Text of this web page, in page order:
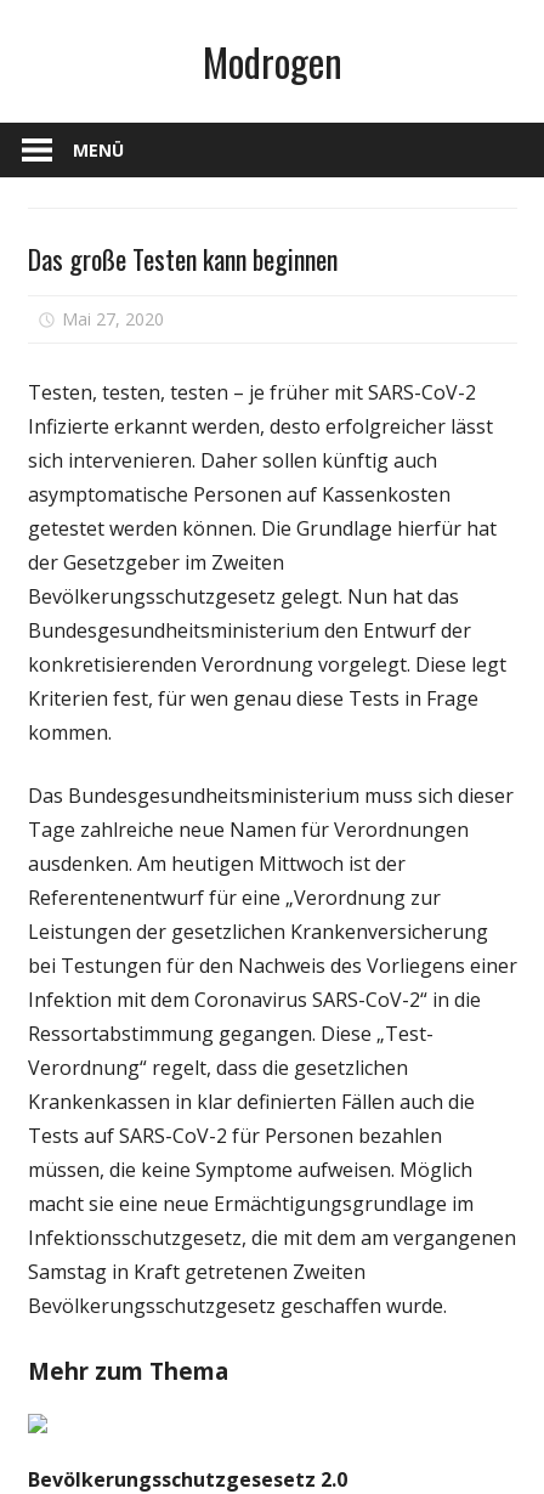
Modrogen
MENÜ
Das große Testen kann beginnen
Mai 27, 2020
Testen
kann
beginnen
Testen, testen, testen – je früher mit SARS-CoV-2
Infizierte erkannt werden, desto erfolgreicher lässt
sich intervenieren. Daher sollen künftig auch
asymptomatische Personen auf Kassenkosten
getestet werden können. Die Grundlage hierfür hat
der Gesetzgeber im Zweiten
Bevölkerungsschutzgesetz gelegt. Nun hat das
Bundesgesundheitsministerium den Entwurf der
konkretisierenden Verordnung vorgelegt. Diese legt
Kriterien fest, für wen genau diese Tests in Frage
kommen.
Das Bundesgesundheitsministerium muss sich dieser
Tage zahlreiche neue Namen für Verordnungen
ausdenken. Am heutigen Mittwoch ist der
Referentenentwurf für eine „Verordnung zur
Leistungen der gesetzlichen Krankenversicherung
bei Testungen für den Nachweis des Vorliegens einer
Infektion mit dem Coronavirus SARS-CoV-2“ in die
Ressortabstimmung gegangen. Diese „Test-
Verordnung“ regelt, dass die gesetzlichen
Krankenkassen in klar definierten Fällen auch die
Tests auf SARS-CoV-2 für Personen bezahlen
müssen, die keine Symptome aufweisen. Möglich
macht sie eine neue Ermächtigungsgrundlage im
Infektionsschutzgesetz, die mit dem am vergangenen
Samstag in Kraft getretenen Zweiten
Bevölkerungsschutzgesetz geschaffen wurde.
Mehr zum Thema
Bevölkerungsschutzgesesetz 2.0